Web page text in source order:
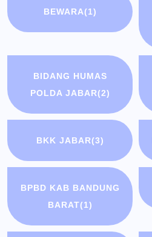
BEWARA(1)
BIDANG HUMAS
POLDA JABAR(2)
BKK JABAR(3)
BPBD KAB BANDUNG
BARAT(1)